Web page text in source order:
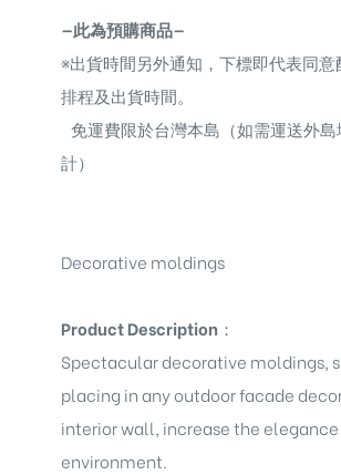
—此為預購商品—
※出貨時間另外通知，下標即代表同
排程及出貨時間。
免運費限於台灣本島（如需運送外
計）
Decorative moldings
Product Description ：
Spectacular decorative moldings,
placing in any outdoor facade
interior wall, increase the
environment.